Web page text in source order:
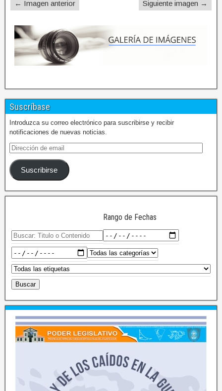
← Imagen anterior Siguiente imagen →
Suscríbase
Introduzca su correo electrónico para suscribirse y recibir
notificaciones de nuevas noticias.
Suscribirse
Rango de Fechas